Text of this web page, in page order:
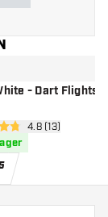
hinzufügen
- Dart Flights
4.8 (13)